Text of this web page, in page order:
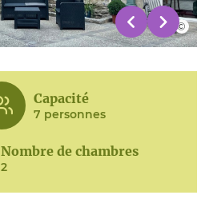
Capacité
7 personnes
Nombre de chambres
2